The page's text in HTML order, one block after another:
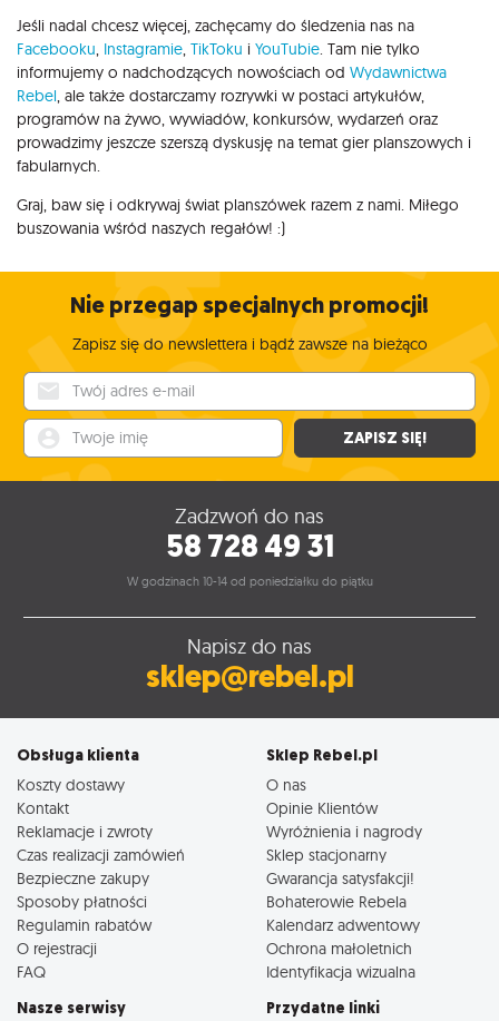
Jeśli nadal chcesz więcej, zachęcamy do śledzenia nas na
Facebooku Instagramie TikToku i YouTubie . Tam nie tylko
informujemy o nadchodzących nowościach od Wydawnictwa
Rebel , ale także dostarczamy rozrywki w postaci artykułów,
programów na żywo, wywiadów, konkursów, wydarzeń oraz
prowadzimy jeszcze szerszą dyskusję na temat gier planszowych i
fabularnych.
Graj, baw się i odkrywaj świat planszówek razem z nami. Miłego
buszowania wśród naszych regałów! :)
Nie przegap specjalnych promocji!
Zapisz się do newslettera i bądź zawsze na bieżąco
ZAPISZ SIĘ!
Zadzwoń do nas
58 728 49 31
W godzinach 10-14 od poniedziałku do piątku
Napisz do nas
sklep@rebel.pl
Obsługa klienta
Koszty dostawy
Kontakt
Reklamacje i zwroty
Czas realizacji zamówień
Bezpieczne zakupy
Sposoby płatności
Regulamin rabatów
O rejestracji
FAQ
Sklep Rebel.pl
O nas
Opinie Klientów
Wyróżnienia i nagrody
Sklep stacjonarny
Gwarancja satysfakcji!
Bohaterowie Rebela
Kalendarz adwentowy
Ochrona małoletnich
Identyfikacja wizualna
Nasze serwisy Przydatne linki